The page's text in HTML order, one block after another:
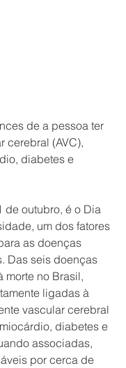
de a pessoa ter
cerebral (AVC),
diabetes e
de outubro, é o Dia
um dos fatores
as doenças
Das seis doenças
morte no Brasil,
ligadas à
vascular cerebral
diabetes e
associadas,
por cerca de